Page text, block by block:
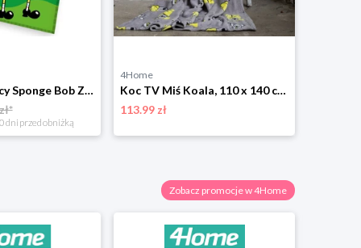
Kocyk dziecięcy Sponge Bob Zabawa w morzu, 130 x 170 cm 4-Home
dni przed obniżką
4Home
Koc TV Miś Koala, 110 x 140 cm 4-Home
113.99 zł
Zobacz promocje w 4Home